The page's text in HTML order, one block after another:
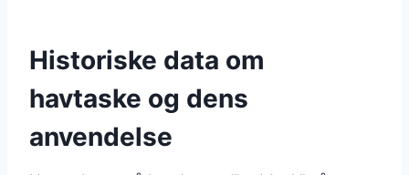
Historiske data om
havtaske og dens
anvendelse